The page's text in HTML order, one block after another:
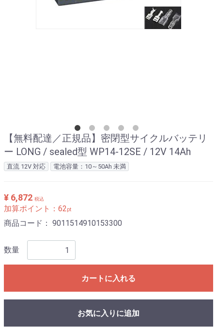
【無料配達／正規品】密閉型サイクルバッテリ
ー LONG / sealed型 WP14-12SE / 12V 14Ah
直流 12V 対応 電池容量：10～50Ah 未満
¥ 6,872 税込
加算ポイント： 62pt
商品コード： 9011514910153300
数量
カートに入れる
お気に入りに追加